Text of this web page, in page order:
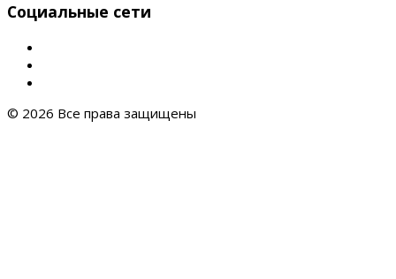
Социальные сети
© 2026 Все права защищены